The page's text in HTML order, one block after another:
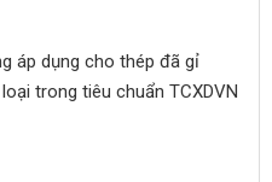
áp dụng cho thép đã gỉ
trong tiêu chuẩn TCXDVN